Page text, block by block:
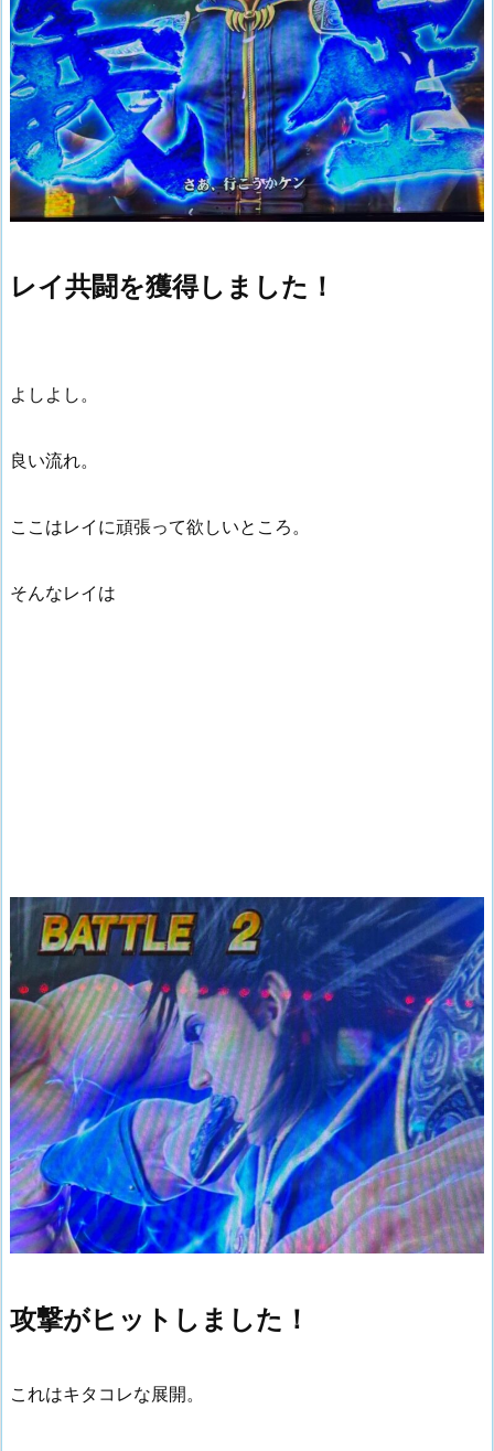
レイ共闘を獲得しました！
よしよし。
良い流れ。
ここはレイに頑張って欲しいところ。
そんなレイは
攻撃がヒットしました！
これはキタコレな展開。